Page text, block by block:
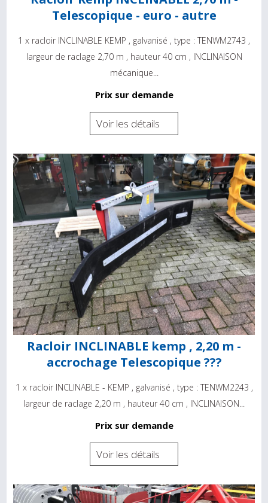
Telescopique - euro - autre
1 x racloir INCLINABLE KEMP , galvanisé , type : TENWM2743 ,
largeur de raclage 2,70 m , hauteur 40 cm , INCLINAISON
mécanique...
Prix sur demande
Voir les détails
Racloir INCLINABLE kemp , 2,20 m -
accrochage Telescopique ???
1 x racloir INCLINABLE - KEMP , galvanisé , type : TENWM2243 ,
largeur de raclage 2,20 m , hauteur 40 cm , INCLINAISON...
Prix sur demande
Voir les détails